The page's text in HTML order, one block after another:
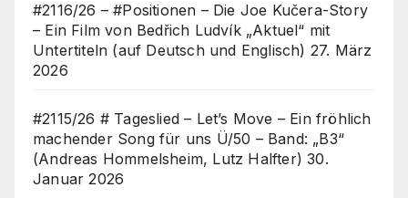
#2116/26 – #Positionen – Die Joe Kučera-Story
– Ein Film von Bedřich Ludvík „Aktuel“ mit
Untertiteln (auf Deutsch und Englisch) 27. März
2026
#2115/26 # Tageslied – Let’s Move – Ein fröhlich
machender Song für uns Ü/50 – Band: „B3“
(Andreas Hommelsheim, Lutz Halfter) 30.
Januar 2026